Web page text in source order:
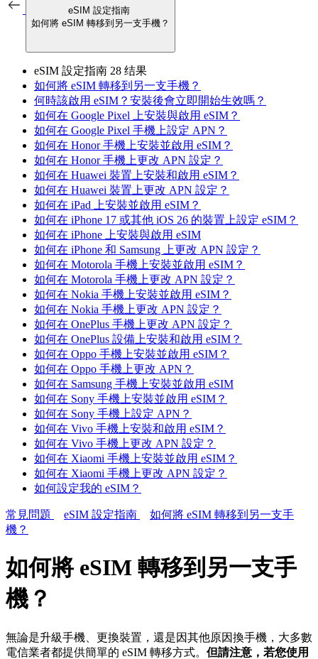
eSIM 設定指南
如何將 eSIM 轉移到另一支手機？
eSIM 設定指南 28 结果
如何將 eSIM 轉移到另一支手機？
何時該啟用 eSIM？安裝後會立即開始生效嗎？
如何在 Google Pixel 上安裝與啟用 eSIM？
如何在 Google Pixel 手機上設定 APN？
如何在 Honor 手機上安裝並啟用 eSIM？
如何在 Honor 手機上更改 APN 設定？
如何在 Huawei 裝置上安裝和啟用 eSIM？
如何在 Huawei 裝置上更改 APN 設定？
如何在 iPad 上安裝並啟用 eSIM？
如何在 iPhone 17 或其他 iOS 26 的裝置上設定 eSIM？
如何在 iPhone 上安裝與啟用 eSIM
如何在 iPhone 和 Samsung 上更改 APN 設定？
如何在 Motorola 手機上安裝並啟用 eSIM？
如何在 Motorola 手機上更改 APN 設定？
如何在 Nokia 手機上安裝並啟用 eSIM？
如何在 Nokia 手機上更改 APN 設定？
如何在 OnePlus 手機上更改 APN 設定？
如何在 OnePlus 設備上安裝和啟用 eSIM？
如何在 Oppo 手機上安裝並啟用 eSIM？
如何在 Oppo 手機上更改 APN？
如何在 Samsung 手機上安裝並啟用 eSIM
如何在 Sony 手機上安裝並啟用 eSIM？
如何在 Sony 手機上設定 APN？
如何在 Vivo 手機上安裝和啟用 eSIM？
如何在 Vivo 手機上更改 APN 設定？
如何在 Xiaomi 手機上安裝並啟用 eSIM？
如何在 Xiaomi 手機上更改 APN 設定？
如何設定我的 eSIM？
常見問題 eSIM 設定指南
如何將 eSIM 轉移到另一支手
機？
如何將 eSIM 轉移到另一支手
機？
無論是升級手機、更換裝置，還是因其他原因換手機，大多數
電信業者都提供簡單的 eSIM 轉移方式。 但請注意，若您使用